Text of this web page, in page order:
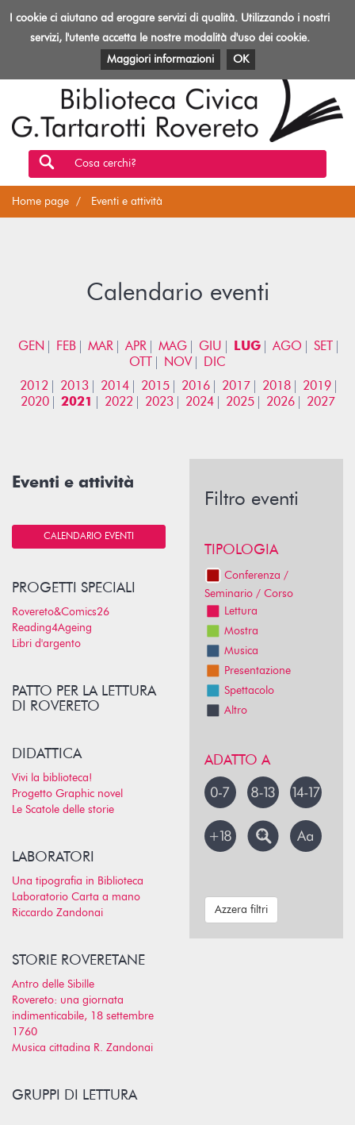
Toggle
Biblioteca
Rovereto
EVENTI E ATTIVITÀ PATRIMONIO E RISORSE
Cosa cerchi?
Home page Eventi e attività
Calendario eventi
GEN FEB MAR APR MAG GIU LUG AGO
SET
OTT
NOV
DIC
2012
2013 2014 2015 2016 2017 2018
2019
2020
2021 2022 2023 2024 2025 2026 2027
Eventi e attività
CALENDARIO EVENTI
PROGETTI SPECIALI
Rovereto&Comics26
Reading4Ageing
Libri d'argento
PATTO PER LA LETTURA
DI ROVERETO
DIDATTICA
Vivi la biblioteca!
Progetto Graphic novel
Le Scatole delle storie
LABORATORI
Una tipografia in Biblioteca
Laboratorio Carta a mano
Riccardo Zandonai
STORIE ROVERETANE
Antro delle Sibille
Rovereto: una giornata
indimenticabile, 18 settembre
1760
Musica cittadina R. Zandonai
GRUPPI DI LETTURA
Filtro eventi
TIPOLOGIA
Conferenza /
Seminario / Corso
Lettura
Mostra
Musica
Presentazione
Spettacolo
Altro
ADATTO A
Azzera filtri
I cookie ci aiutano ad erogare servizi di qualità. Utilizzando i nostri
servizi, l'utente accetta le nostre modalità d'uso dei cookie.
Maggiori informazioni
OK